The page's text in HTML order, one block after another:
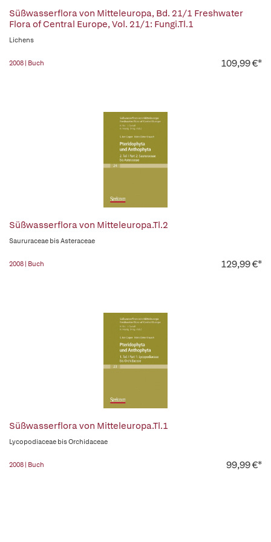
Süßwasserflora von Mitteleuropa, Bd. 21/1 Freshwater
Flora of Central Europe, Vol. 21/1: Fungi.Tl.1
Lichens
2008 | Buch 109,99 €*
Süßwasserflora von Mitteleuropa.Tl.2
Saururaceae bis Asteraceae
2008 | Buch 129,99 €*
Süßwasserflora von Mitteleuropa.Tl.1
Lycopodiaceae bis Orchidaceae
2008 | Buch 99,99 €*